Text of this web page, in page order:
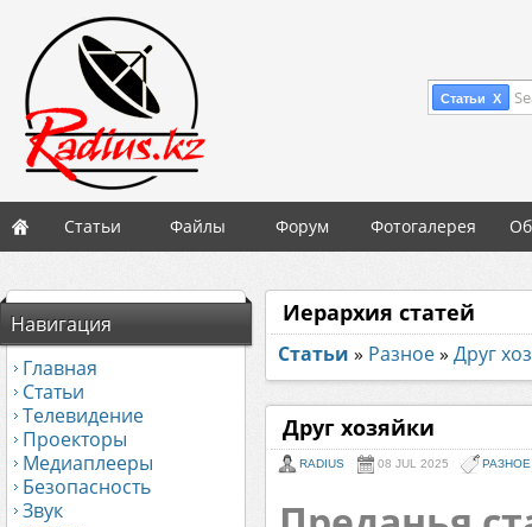
Статьи X
Статьи Файлы Форум Фотогалерея
Навигация
Главная
Статьи
Телевидение
Проекторы
Медиаплееры
Безопасность
Звук
Иерархия статей
Статьи » Разное» Друг
Друг хозяйки
RADIUS 08 JUL 2025 РАЗНОЕ